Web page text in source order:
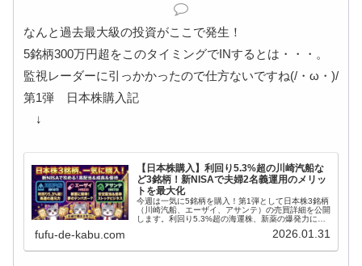
なんと過去最大級の投資がここで発生！
5銘柄300万円超をこのタイミングでINするとは・・・。
監視レーダーに引っかかったので仕方ないですね(/・ω・)/
第1弾 日本株購入記
↓
【日本株購入】利回り5.3%超の川崎汽船な
ど3銘柄！新NISAで夫婦2名義運用のメリッ
トを最大化
今週は一気に5銘柄を購入！第1弾として日本株3銘柄
（川崎汽船、エーザイ、アサンテ）の売買詳細を公開
します。利回り5.3%超の海運株、新薬の爆発力に期
のか？夫婦2名義運用での「100株の壁」突破術や、
説します。
fufu-de-kabu.com 2026.01.31